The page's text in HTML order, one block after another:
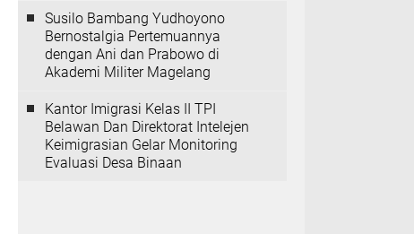
Susilo Bambang Yudhoyono
Bernostalgia Pertemuannya
dengan Ani dan Prabowo di
Akademi Militer Magelang
Kantor Imigrasi Kelas II TPI
Belawan Dan Direktorat Intelejen
Keimigrasian Gelar Monitoring
Evaluasi Desa Binaan